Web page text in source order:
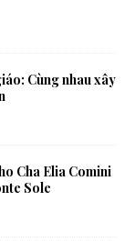
Cùng nhau xây
Cha Elia Comini
Sole